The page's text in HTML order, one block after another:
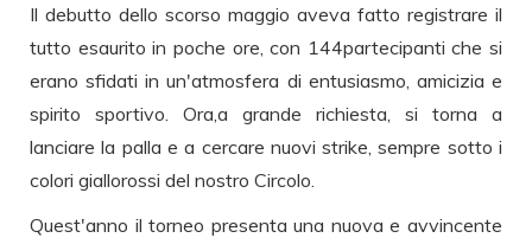
Il debutto dello scorso maggio aveva fatto registrare il
tutto esaurito in poche ore, con 144partecipanti che si
erano sfidati in un'atmosfera di entusiasmo, amicizia e
spirito sportivo. Ora,a grande richiesta, si torna a
lanciare la palla e a cercare nuovi strike, sempre sotto i
colori giallorossi del nostro Circolo.
Quest'anno il torneo presenta una nuova e avvincente